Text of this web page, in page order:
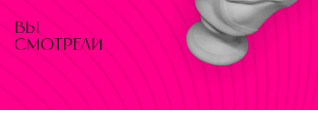
вы
смотрели